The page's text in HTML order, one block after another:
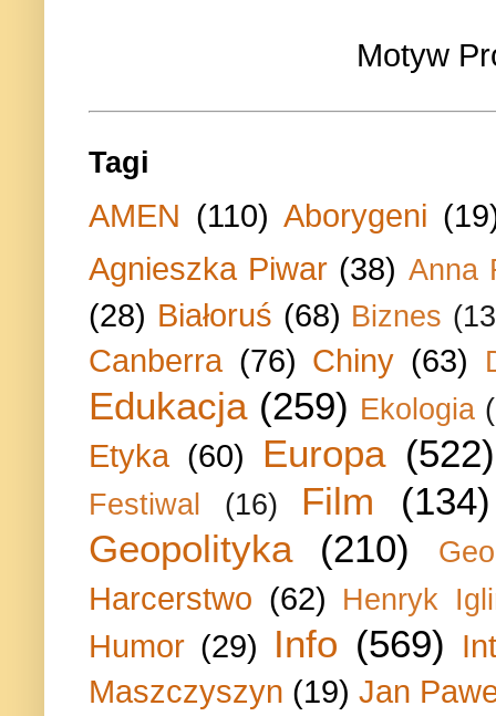
Motyw
Tagi
AMEN (110) Aborygeni
Agnieszka Piwar (38) Anna
(28) Białoruś (68) Biznes
Canberra (76) Chiny (63)
Edukacja (259) Ekologia
Etyka (60) Europa (522)
Festiwal (16) Film
(134)
Geopolityka
(210)
Harcerstwo (62) Henryk
Humor (29) Info (569)
Maszczyszyn (19) Jan